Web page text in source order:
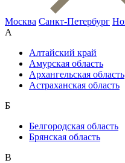
Москва Санкт-Петербург
А
Алтайский край
Амурская область
Архангельская область
Астраханская область
Б
Белгородская область
Брянская область
В